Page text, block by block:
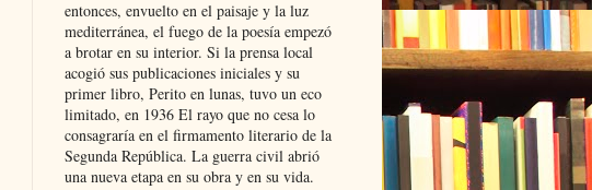
entonces, envuelto en el paisaje y la luz
mediterránea, el fuego de la poesía empezó
a brotar en su interior. Si la prensa local
acogió sus publicaciones iniciales y su
primer libro, Perito en lunas, tuvo un eco
limitado, en 1936 El rayo que no cesa lo
consagraría en el firmamento literario de la
Segunda República. La guerra civil abrió
una nueva etapa en su obra y en su vida.